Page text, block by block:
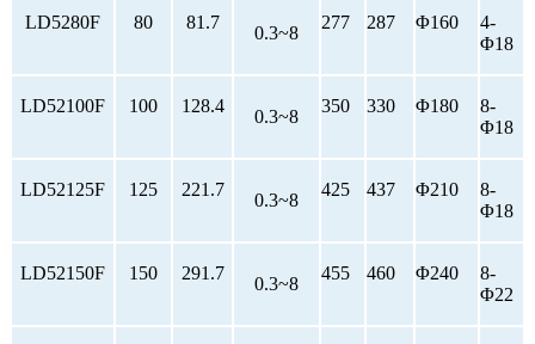
LD5280F 80 81.7
0.3~8
277 287 Φ160
4-
Φ18
LD52100F 100 128.4
0.3~8
350 330 Φ180
8-
Φ18
LD52125F 125 221.7
0.3~8
425 437 Φ210
8-
Φ18
LD52150F 150 291.7
0.3~8
455 460 Φ240
8-
Φ22